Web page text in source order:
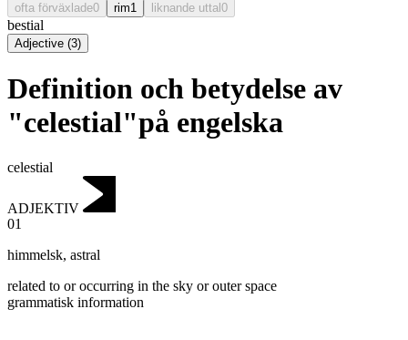
ofta förväxlade0 rim1 liknande uttal0
bestial
Adjective (3)
Definition och betydelse av
"celestial"på engelska
celestial
ADJEKTIV
01
himmelsk, astral
related to or occurring in the sky or outer space
grammatisk information